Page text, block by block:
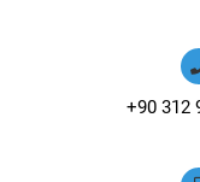
+90 312